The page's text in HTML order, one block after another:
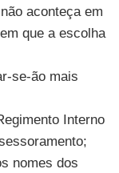
aconteça em
que a escolha
se-ão mais
Interno
nomes dos